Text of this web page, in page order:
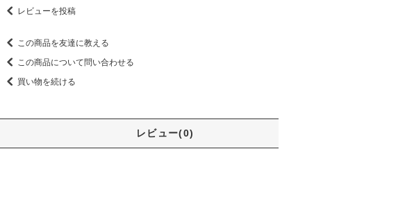
レビューを投稿
この商品を友達に教える
この商品について問い合わせる
買い物を続ける
レビュー(0)